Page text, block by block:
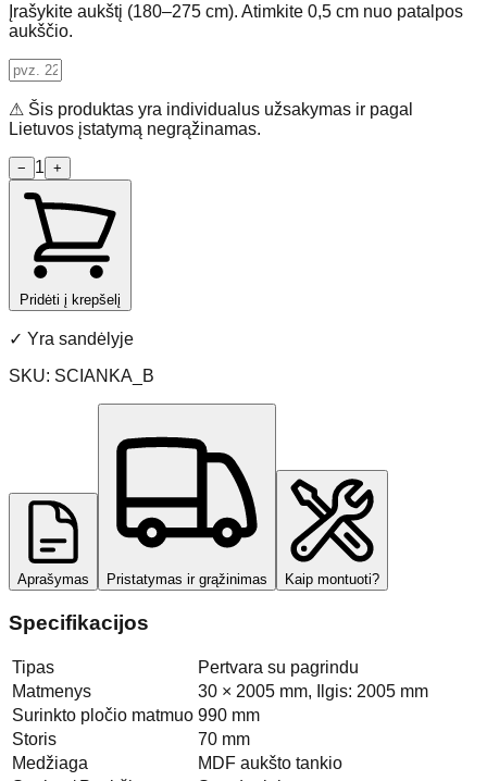
Įrašykite aukštį (180–275 cm). Atimkite 0,5 cm nuo patalpos
aukščio.
⚠ Šis produktas yra individualus užsakymas ir pagal
Lietuvos įstatymą negrąžinamas.
− 1 +
Pridėti į krepšelį
✓ Yra sandėlyje
SKU: SCIANKA_B
Aprašymas Pristatymas ir grąžinimas Kaip montuoti?
Specifikacijos
Tipas
Pertvara su pagrindu
Matmenys
30 × 2005 mm, Ilgis: 2005 mm
Surinkto pločio matmuo 990 mm
Storis
70 mm
Medžiaga
MDF aukšto tankio